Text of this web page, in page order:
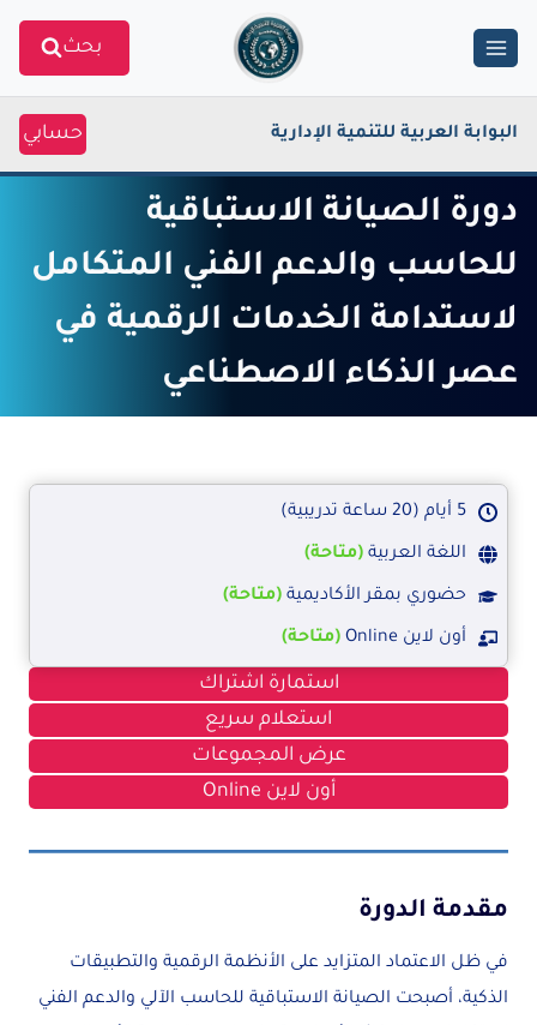
بحث
البوابة العربية للتنمية الإدارية حسابي
دورة الصيانة الاستباقية
للحاسب والدعم الفني المتكامل
لاستدامة الخدمات الرقمية في
عصر الذكاء الاصطناعي
5 أيام (20 ساعة تدريبية)
اللغة العربية (متاحة)
حضوري بمقر الأكاديمية (متاحة)
أون لاين Online (متاحة)
استمارة اشتراك
استعلام سريع
عرض المجموعات
أون لاين Online
مقدمة الدورة
في ظل الاعتماد المتزايد على الأنظمة الرقمية والتطبيقات
الذكية، أصبحت الصيانة الاستباقية للحاسب الآلي والدعم الفني